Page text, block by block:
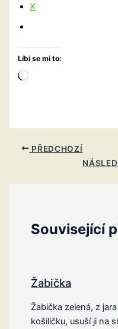
X
Líbí se mi to:
Načítání…
PŘEDCHOZÍ
Související
Žabička
Žabička zelená, z
košiličku, usuší ji na